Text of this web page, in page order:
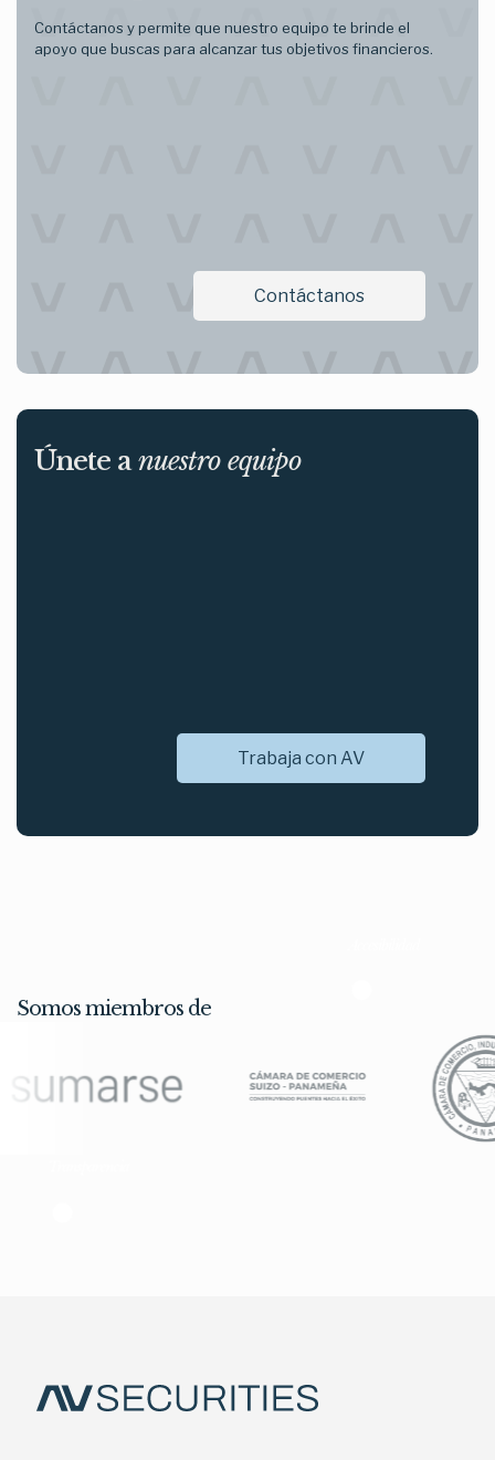
Contáctanos y permite que nuestro equipo te brinde el
apoyo que buscas para alcanzar tus objetivos financieros.
Contáctanos
Únete anuestro equipo
Trabaja con AV
Somos miembros de